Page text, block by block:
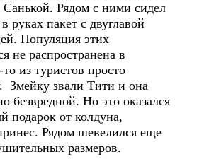
Рядом с ними сидел
руках пакет с двуглавой
Популяция этих
не распространена в
из туристов просто
Змейку звали Тити и она
безвредной. Но это оказался
подарок от колдуна,
Рядом шевелился еще
размеров.